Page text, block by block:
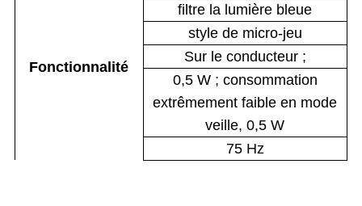
Fonctionnalité
filtre la lumière bleue
style de micro-jeu
Sur le conducteur ;
0,5 W ; consommation
extrêmement faible en mode
veille, 0,5 W
75 Hz